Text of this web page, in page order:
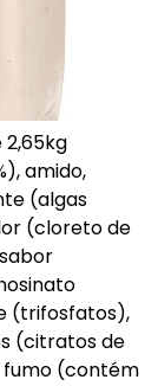
amido,
(algas
(cloreto de
(trifosfatos),
(citratos de
fumo (contém